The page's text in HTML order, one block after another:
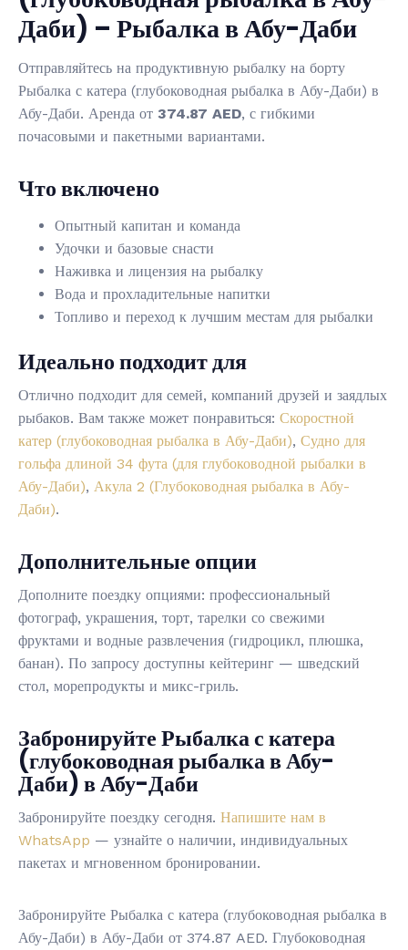
Даби) – Рыбалка в Абу-Даби
Отправляйтесь на продуктивную рыбалку на борту
Рыбалка с катера (глубоководная рыбалка в Абу-Даби) в
Абу-Даби. Аренда от 374.87 AED, с гибкими
почасовыми и пакетными вариантами.
Что включено
Опытный капитан и команда
Удочки и базовые снасти
Наживка и лицензия на рыбалку
Вода и прохладительные напитки
Топливо и переход к лучшим местам для рыбалки
Идеально подходит для
Отлично подходит для семей, компаний друзей и заядлых
рыбаков. Вам также может понравиться: Скоростной
катер (глубоководная рыбалка в Абу-Даби), Судно для
гольфа длиной 34 фута (для глубоководной рыбалки в
Абу-Даби), Акула 2 (Глубоководная рыбалка в Абу-
Даби).
Дополнительные опции
Дополните поездку опциями: профессиональный
фотограф, украшения, торт, тарелки со свежими
фруктами и водные развлечения (гидроцикл, плюшка,
банан). По запросу доступны кейтеринг — шведский
стол, морепродукты и микс-гриль.
Забронируйте Рыбалка с катера
(глубоководная рыбалка в Абу-
Даби) в Абу-Даби
Забронируйте поездку сегодня. Напишите нам в
WhatsApp — узнайте о наличии, индивидуальных
пакетах и мгновенном бронировании.
Забронируйте Рыбалка с катера (глубоководная рыбалка в
Абу-Даби) в Абу-Даби от 374.87 AED. Глубоководная